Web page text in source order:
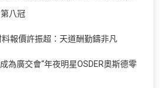
八冠
料報價許振超：天道酬勤鑄非凡
為廣交會“年夜明星OSDER奧斯德零